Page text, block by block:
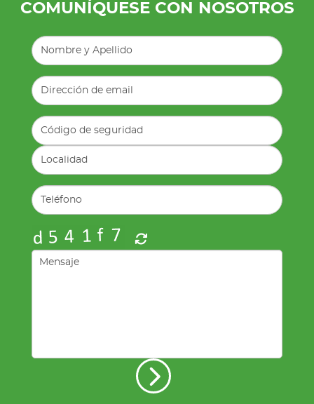
COMUNÍQUESE CON NOSOTROS